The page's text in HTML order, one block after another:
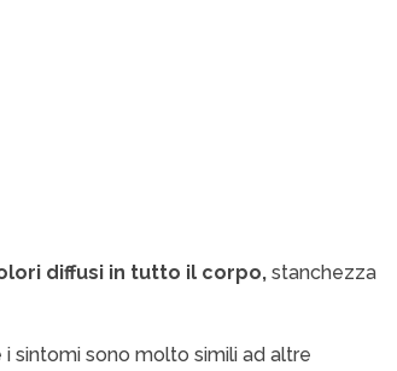
diffusi in tutto il corpo, stanchezza
sintomi sono molto simili ad altre